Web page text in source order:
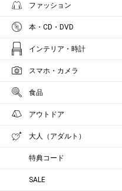
ファッション
本・CD・DVD
インテリア・時計
スマホ・カメラ
食品
アウトドア
大人（アダルト）
特典コード
SALE